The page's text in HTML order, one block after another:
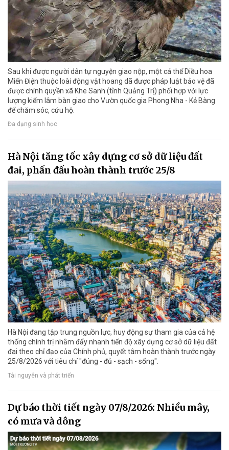
Sau khi được người dân tự nguyện giao nộp, một cá thể Diều hoa
Miến Điện thuộc loài động vật hoang dã được pháp luật bảo vệ đã
được chính quyền xã Khe Sanh (tỉnh Quảng Trị) phối hợp với lực
lượng kiểm lâm bàn giao cho Vườn quốc gia Phong Nha - Kẻ Bàng
để chăm sóc, cứu hộ.
Đa dạng sinh học
Hà Nội tăng tốc xây dựng cơ sở dữ liệu đất
đai, phấn đấu hoàn thành trước 25/8
Hà Nội đang tập trung nguồn lực, huy động sự tham gia của cả hệ
thống chính trị nhằm đẩy nhanh tiến độ xây dựng cơ sở dữ liệu đất
đai theo chỉ đạo của Chính phủ, quyết tâm hoàn thành trước ngày
25/8/2026 với tiêu chí "đúng - đủ - sạch - sống".
Tài nguyên và phát triển
Dự báo thời tiết ngày 07/8/2026: Nhiều mây,
có mưa và dông